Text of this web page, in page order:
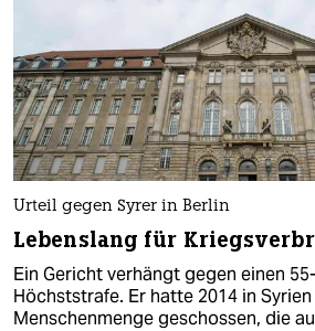
Urteil gegen Syrer in Berlin
Lebenslang für
Ein Gericht verhängt gegen einen
Höchststrafe. Er hatte 2014 in
Menschenmenge geschossen, die